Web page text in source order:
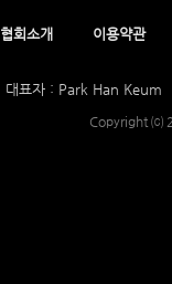
협회소개 이용약관
대표자 : Park Han Keum
Copyright ⒞